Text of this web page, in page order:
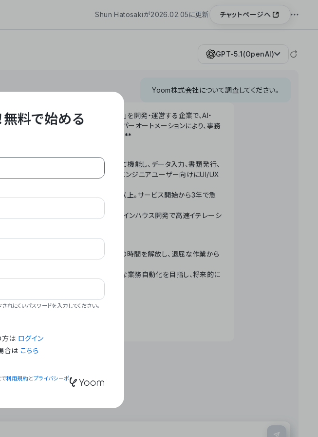
Shun Hatosakiが2026.02.05に更新 チャットページへ
GPT-5.1(OpenAI)
Yoom株式会社について調査してください。
ジネスオートメーションSaaS「Yoom」を開発・運営する企業で、AI・
の技術をノーコードで組み合わせたハイパーオートメーションにより、事務
を自動化するサービスを提供しています。**
Yoom」**: SaaS連携データベースとして機能し、データ入力、書類発行、
処理、日報作成などの業務を自動化。非エンジニアユーザー向けにUI/UX
社数20,000社超、直近成長率300%以上。サービス開始から3年で急
自動化技術を1プラットフォームで完結。インハウス開発で高速イテレーシ
Make Time」 – テクノロジーで人々の時間を解放し、退屈な作業から
Business Automation」 – 世界的な業務自動化を目指し、将来的に
無料で始める
にくいパスワードを入力してください。
方は ログイン
合は こちら
で利用規約とプライバシーポ